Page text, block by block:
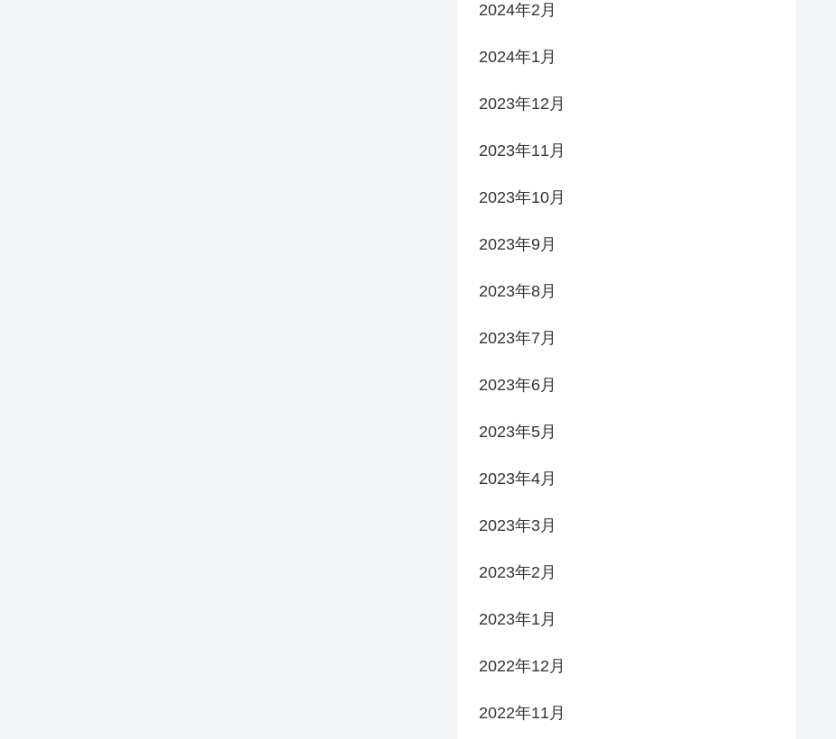
2024年2月
2024年1月
2023年12月
2023年11月
2023年10月
2023年9月
2023年8月
2023年7月
2023年6月
2023年5月
2023年4月
2023年3月
2023年2月
2023年1月
2022年12月
2022年11月